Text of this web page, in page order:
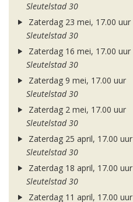
Sleutelstad 30
Zaterdag 23 mei, 17.00 uur
Sleutelstad 30
Zaterdag 16 mei, 17.00 uur
Sleutelstad 30
Zaterdag 9 mei, 17.00 uur
Sleutelstad 30
Zaterdag 2 mei, 17.00 uur
Sleutelstad 30
Zaterdag 25 april, 17.00 uur
Sleutelstad 30
Zaterdag 18 april, 17.00 uur
Sleutelstad 30
Zaterdag 11 april, 17.00 uur